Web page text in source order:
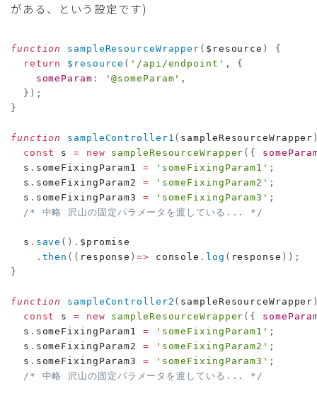
がある、という設定です)
function sampleResourceWrapper ( $resource )
{
return
$resource ( '/api/endpoint' ,
{
someParam : '@someParam' ,
} ) ;
}
function sampleController1 ( sampleResourceWrapper
const
s = new sampleResourceWrapper ( {
  s
. someFixingParam1 = 'someFixingParam1' ;
  s
. someFixingParam2 = 'someFixingParam2' ;
  s
. someFixingParam3 = 'someFixingParam3' ;
/* 中略 沢山の固定パラメータを渡している... */
  s
. save ( ) . $promise
. then ( ( response )=> console . log ( response ) ) ;
}
function sampleController2 ( sampleResourceWrapper
const
s = new sampleResourceWrapper ( {
  s
. someFixingParam1 = 'someFixingParam1' ;
  s
. someFixingParam2 = 'someFixingParam2' ;
  s
. someFixingParam3 = 'someFixingParam3' ;
/* 中略 沢山の固定パラメータを渡している... */